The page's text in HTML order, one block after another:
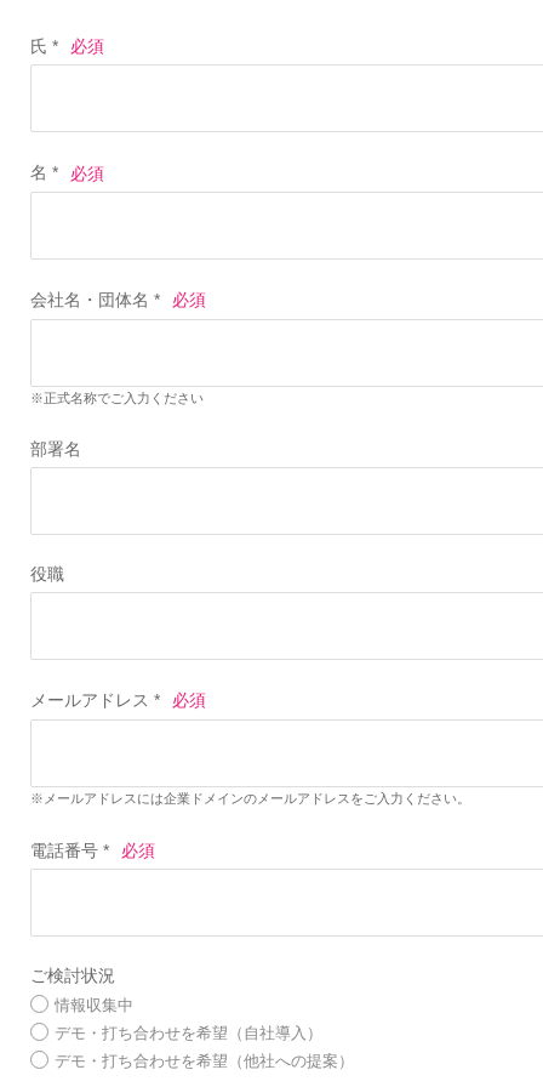
氏 *
名 *
会社名・団体名 *
※正式名称でご入力ください
部署名
役職
メールアドレス *
※メールアドレスには企業ドメインのメールアドレスをご入力ください。
電話番号 *
ご検討状況
情報収集中
デモ・打ち合わせを希望（自社導入）
デモ・打ち合わせを希望（他社への提案）